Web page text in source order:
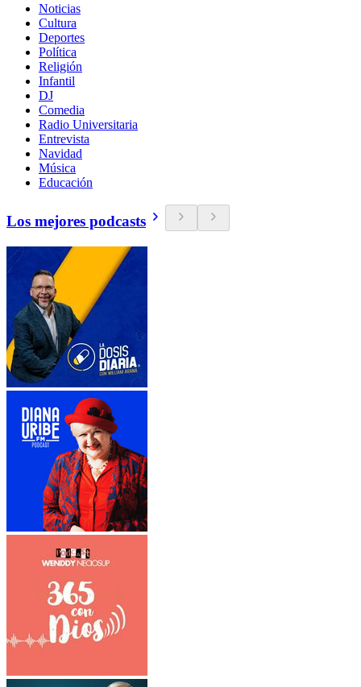
Noticias
Cultura
Deportes
Política
Religión
Infantil
DJ
Comedia
Radio Universitaria
Entrevista
Navidad
Música
Educación
Los mejores podcasts